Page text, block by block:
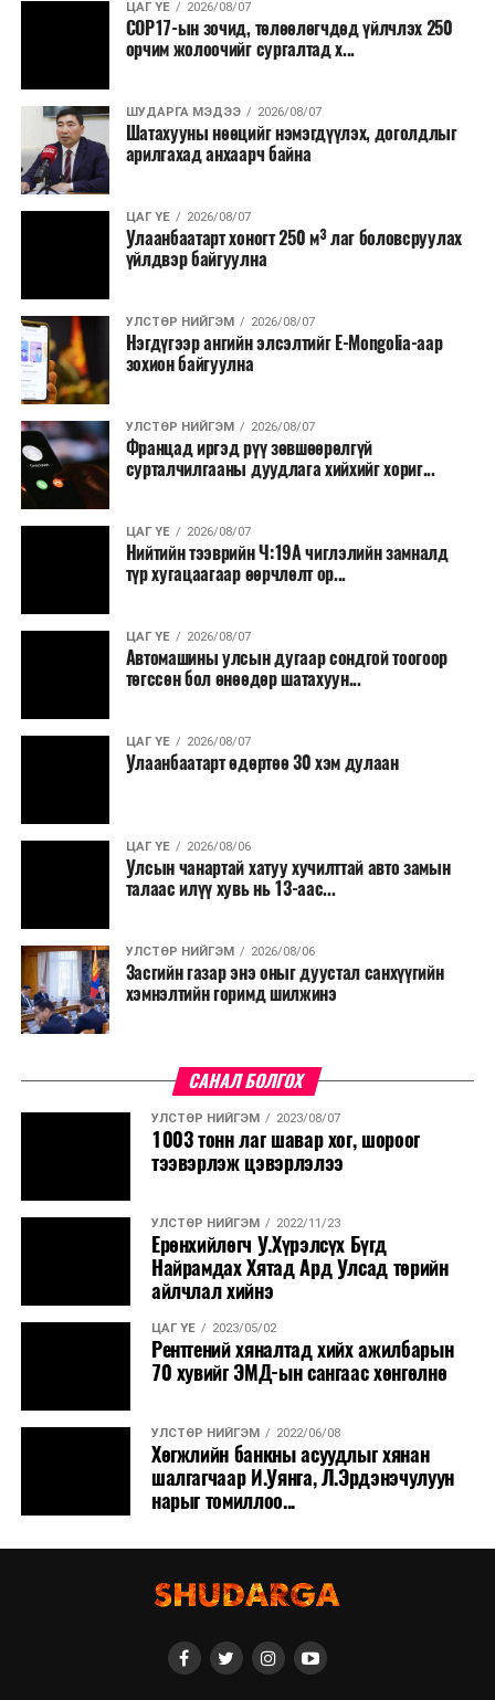
ЦАГ ҮЕ 2026/08/07
COP17-ын зочид, төлөөлөгчдөд үйлчлэх 250
орчим жолоочийг сургалтад х...
ШУДАРГА МЭДЭЭ 2026/08/07
Шатахууны нөөцийг нэмэгдүүлэх, доголдлыг
арилгахад анхаарч байна
ЦАГ ҮЕ 2026/08/07
Улаанбаатарт хоногт 250 м³ лаг боловсруулах
үйлдвэр байгуулна
УЛСТӨР НИЙГЭМ 2026/08/07
Нэгдүгээр ангийн элсэлтийг E-Mongolia-аар
зохион байгуулна
УЛСТӨР НИЙГЭМ 2026/08/07
Францад иргэд рүү зөвшөөрөлгүй
сурталчилгааны дуудлага хийхийг хориг...
ЦАГ ҮЕ 2026/08/07
Нийтийн тээврийн Ч:19А чиглэлийн замналд
түр хугацаагаар өөрчлөлт ор...
ЦАГ ҮЕ 2026/08/07
Автомашины улсын дугаар сондгой тоогоор
төгссөн бол өнөөдөр шатахуун...
ЦАГ ҮЕ 2026/08/07
Улаанбаатарт өдөртөө 30 хэм дулаан
ЦАГ ҮЕ 2026/08/06
Улсын чанартай хатуу хучилттай авто замын
талаас илүү хувь нь 13-аас...
УЛСТӨР НИЙГЭМ 2026/08/06
Засгийн газар энэ оныг дуустал санхүүгийн
хэмнэлтийн горимд шилжинэ
САНАЛ БОЛГОХ
УЛСТӨР НИЙГЭМ 2023/08/07
1003 тонн лаг шавар хог, шороог
тээвэрлэж цэвэрлэлээ
УЛСТӨР НИЙГЭМ 2022/11/23
Ерөнхийлөгч У.Хүрэлсүх Бүгд
Найрамдах Хятад Ард Улсад төрийн
айлчлал хийнэ
ЦАГ ҮЕ 2023/05/02
Рентгений хяналтад хийх ажилбарын
70 хувийг ЭМД-ын сангаас хөнгөлнө
УЛСТӨР НИЙГЭМ 2022/06/08
Хөгжлийн банкны асуудлыг хянан
шалгагчаар И.Уянга, Л.Эрдэнэчулуун
нарыг томиллоо...